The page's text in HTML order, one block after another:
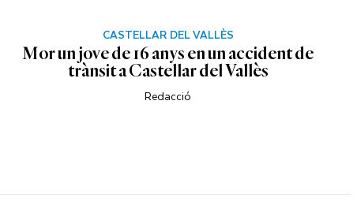
CASTELLAR DEL VALLÈS
Mor un jove de 16 anys en un accident de
trànsit a Castellar del Vallès
Redacció